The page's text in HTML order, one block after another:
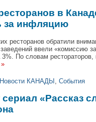
в
за инфляцию
ресторанов обратили
ввели «комиссию
3%. По словам
»
Новости КАНАДЫ События
сериал «Рассказ